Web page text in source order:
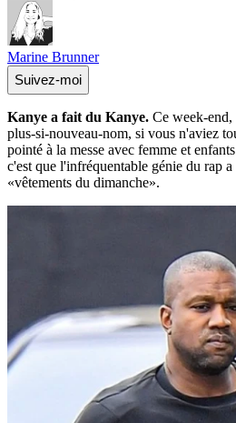
Marine Brunner
Suivez-moi
Kanye a fait du Kanye. Ce week-
plus-si-nouveau-nom, si vous n'aviez
pointé à la messe avec femme et
c'est que l'infréquentable génie du rap
«vêtements du dimanche».